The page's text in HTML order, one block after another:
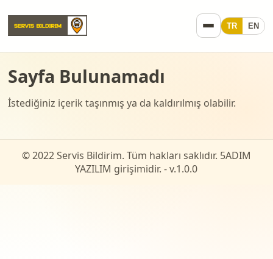
TR EN
Sayfa Bulunamadı
İstediğiniz içerik taşınmış ya da kaldırılmış olabilir.
© 2022 Servis Bildirim. Tüm hakları saklıdır. 5ADIM
YAZILIM girişimidir. - v.1.0.0